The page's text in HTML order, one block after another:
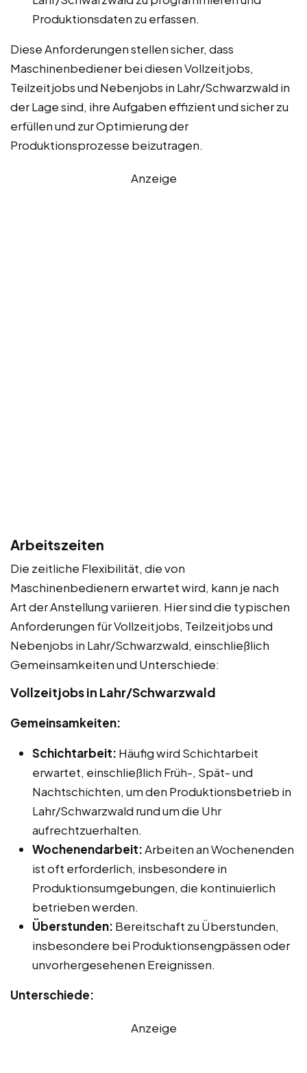
Produktionsdaten zu erfassen.
Diese Anforderungen stellen sicher, dass
Maschinenbediener bei diesen Vollzeitjobs,
Teilzeitjobs und Nebenjobs in Lahr/Schwarzwald in
der Lage sind, ihre Aufgaben effizient und sicher zu
erfüllen und zur Optimierung der
Produktionsprozesse beizutragen.
Anzeige
Arbeitszeiten
Die zeitliche Flexibilität, die von
Maschinenbedienern erwartet wird, kann je nach
Art der Anstellung variieren. Hier sind die typischen
Anforderungen für Vollzeitjobs, Teilzeitjobs und
Nebenjobs in Lahr/Schwarzwald, einschließlich
Gemeinsamkeiten und Unterschiede:
Vollzeitjobs in Lahr/Schwarzwald
Gemeinsamkeiten:
Schichtarbeit: Häufig wird Schichtarbeit
erwartet, einschließlich Früh-, Spät- und
Nachtschichten, um den Produktionsbetrieb in
Lahr/Schwarzwald rund um die Uhr
aufrechtzuerhalten.
Wochenendarbeit:Arbeiten an Wochenenden
ist oft erforderlich, insbesondere in
Produktionsumgebungen, die kontinuierlich
betrieben werden.
Überstunden: Bereitschaft zu Überstunden,
insbesondere bei Produktionsengpässen oder
unvorhergesehenen Ereignissen.
Unterschiede:
Anzeige